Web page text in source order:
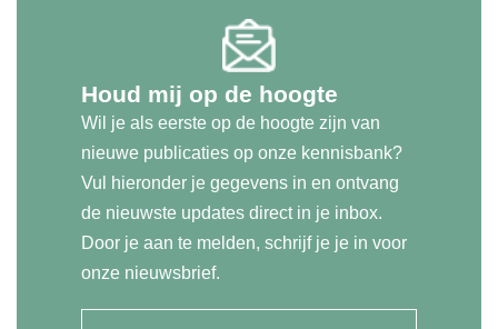
Houd mij op de hoogte
Wil je als eerste op de hoogte zijn van
nieuwe publicaties op onze kennisbank?
Vul hieronder je gegevens in en ontvang
de nieuwste updates direct in je inbox.
Door je aan te melden, schrijf je je in voor
onze nieuwsbrief.